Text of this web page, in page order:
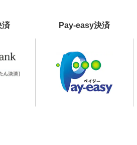
済 Pay-easy決済